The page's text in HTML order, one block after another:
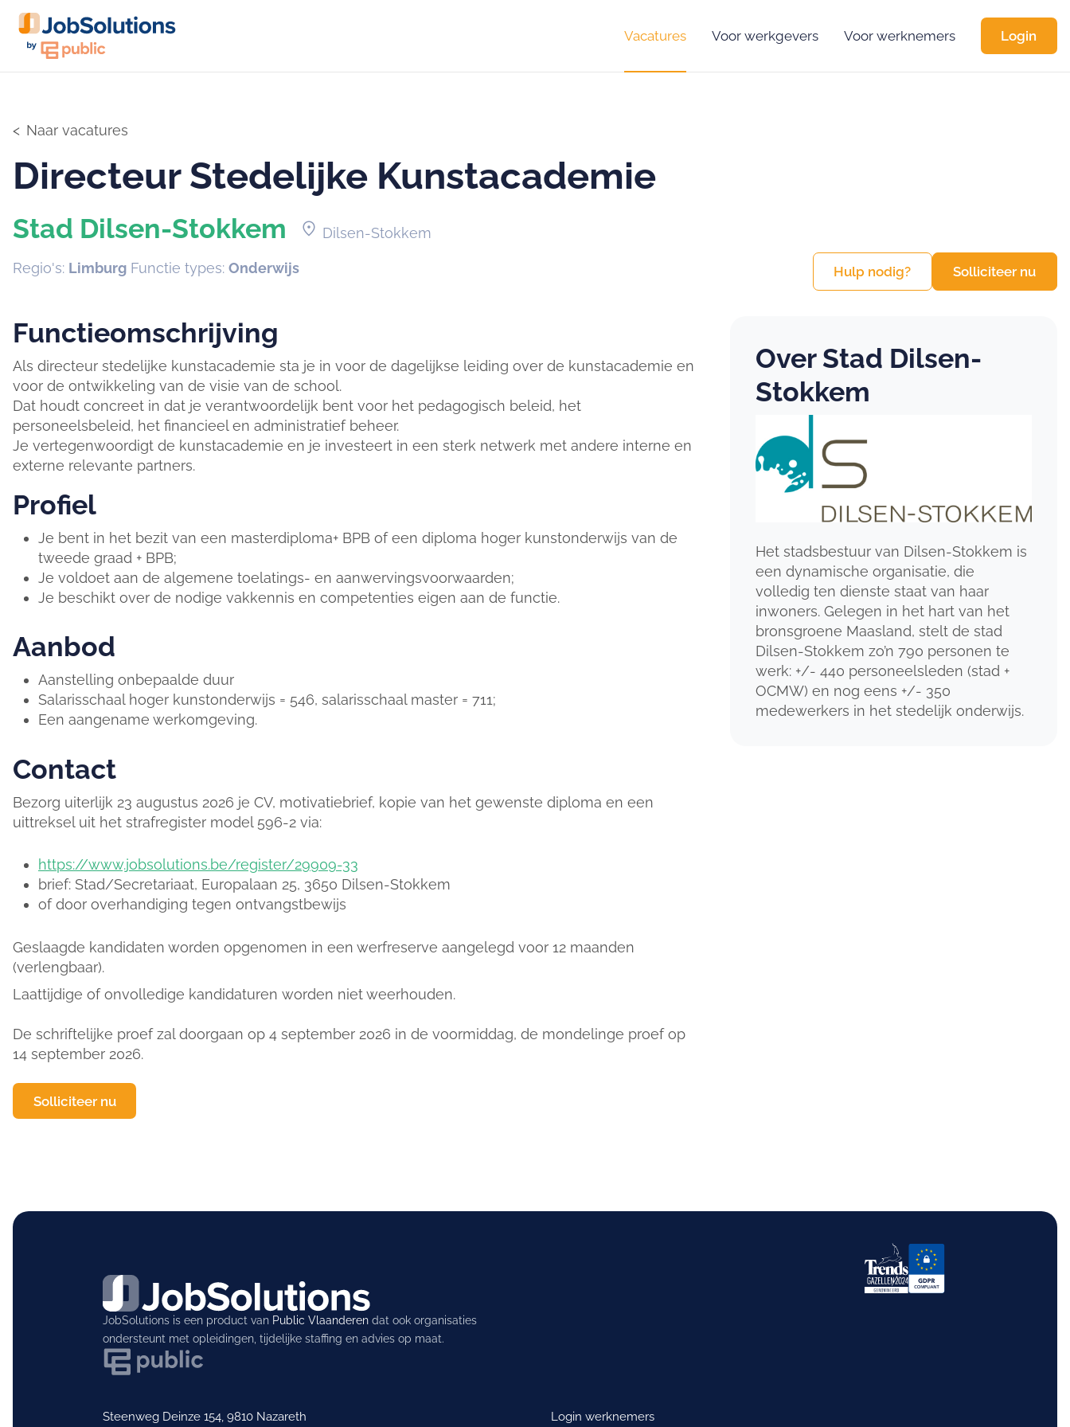
Vacatures Voor werkgevers Voor werknemers Login
Naar vacatures
Directeur Stedelijke Kunstacademie
Stad Dilsen-Stokkem location_on Dilsen-Stokkem
Regio's: Limburg Functie types: Onderwijs Hulp nodig? Solliciteer nu
Functieomschrijving
Als directeur stedelijke kunstacademie sta je in voor de dagelijkse leiding over de kunstacademie en
voor de ontwikkeling van de visie van de school.
Dat houdt concreet in dat je verantwoordelijk bent voor het pedagogisch beleid, het
personeelsbeleid, het financieel en administratief beheer.
Je vertegenwoordigt de kunstacademie en je investeert in een sterk netwerk met andere interne en
externe relevante partners.
Profiel
Je bent in het bezit van een masterdiploma+ BPB of een diploma hoger kunstonderwijs van de
tweede graad + BPB;
Je voldoet aan de algemene toelatings- en aanwervingsvoorwaarden;
Je beschikt over de nodige vakkennis en competenties eigen aan de functie.
Aanbod
Aanstelling onbepaalde duur
Salarisschaal hoger kunstonderwijs = 546, salarisschaal master = 711;
Een aangename werkomgeving.
Contact
Bezorg uiterlijk 23 augustus 2026 je CV, motivatiebrief, kopie van het gewenste diploma en een
uittreksel uit het strafregister model 596-2 via:
https://www.jobsolutions.be/register/29909-33
brief: Stad/Secretariaat, Europalaan 25, 3650 Dilsen-Stokkem
of door overhandiging tegen ontvangstbewijs
Geslaagde kandidaten worden opgenomen in een werfreserve aangelegd voor 12 maanden
(verlengbaar).
Laattijdige of onvolledige kandidaturen worden niet weerhouden.
De schriftelijke proef zal doorgaan op 4 september 2026 in de voormiddag, de mondelinge proef op
14 september 2026.
Solliciteer nu
Over Stad Dilsen-
Stokkem
Het stadsbestuur van Dilsen-Stokkem is
een dynamische organisatie, die
volledig ten dienste staat van haar
inwoners. Gelegen in het hart van het
bronsgroene Maasland, stelt de stad
Dilsen-Stokkem zo’n 790 personen te
werk: +/- 440 personeelsleden (stad +
OCMW) en nog eens +/- 350
medewerkers in het stedelijk onderwijs.
JobSolutions is een product van Public Vlaanderendat ook organisaties
ondersteunt met opleidingen, tijdelijke staffing en advies op maat.
Steenweg Deinze 154, 9810 Nazareth Login werknemers